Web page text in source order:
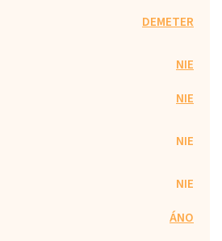
DEMETER
NIE
NIE
NIE
NIE
ÁNO